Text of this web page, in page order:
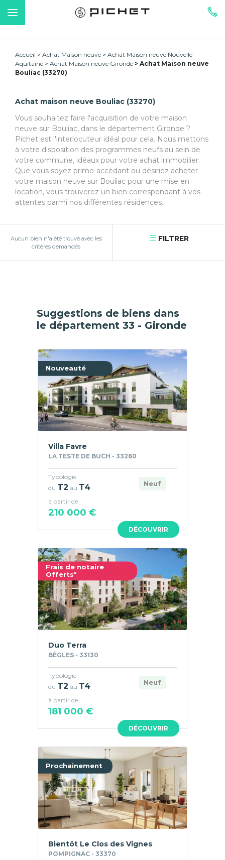
Accueil Achat Maison neuve
Achat Maison neuve Nouvelle-
Aquitaine
Achat Maison neuve Gironde
Achat Maison neuve
Bouliac (33270)
Achat maison neuve Bouliac (33270)
Vous souhaitez faire l'acquisition de votre maison
neuve sur Bouliac, dans le département Gironde ?
Pichet est l'interlocuteur idéal pour cela. Nous mettons
à votre disposition des programmes neufs au sein de
votre commune, idéaux pour votre achat immobilier.
Que vous soyez primo-accédant ou désiriez acheter
votre maison neuve sur Bouliac pour une mise en
location, vous trouverez un bien correspondant à vos
attentes parmi nos différentes résidences.
Aucun bien n'a été trouvé avec les
critères demandés
FILTRER
Suggestions de biens dans
le département 33 - Gironde
Nouveauté
DÉCOUVRIR
Villa Favre
LA TESTE DE BUCH - 33260
Neuf
Typologie
du T2 au T4
à partir de
210 000 €
Frais de notaire
Offerts*
DÉCOUVRIR
Duo Terra
BÈGLES - 33130
Neuf
Typologie
du T2 au T4
à partir de
181 000 €
Prochainement
Bientôt Le Clos des Vignes
POMPIGNAC - 33370